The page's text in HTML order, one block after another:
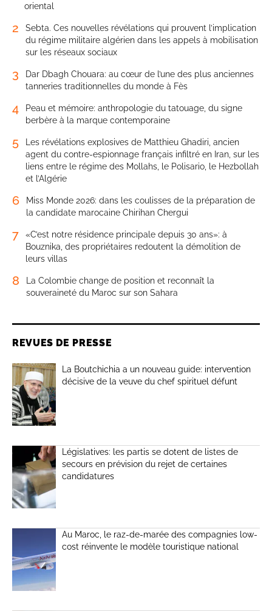
oriental
2
Sebta. Ces nouvelles révélations qui prouvent l’implication
du régime militaire algérien dans les appels à mobilisation
sur les réseaux sociaux
3
Dar Dbagh Chouara: au cœur de l’une des plus anciennes
tanneries traditionnelles du monde à Fès
4
Peau et mémoire: anthropologie du tatouage, du signe
berbère à la marque contemporaine
5
Les révélations explosives de Matthieu Ghadiri, ancien
agent du contre-espionnage français infiltré en Iran, sur les
liens entre le régime des Mollahs, le Polisario, le Hezbollah
et l’Algérie
6
Miss Monde 2026: dans les coulisses de la préparation de
la candidate marocaine Chirihan Chergui
7
«C’est notre résidence principale depuis 30 ans»: à
Bouznika, des propriétaires redoutent la démolition de
leurs villas
8
La Colombie change de position et reconnaît la
souveraineté du Maroc sur son Sahara
REVUES DE PRESSE
La Boutchichia a un nouveau guide: intervention
décisive de la veuve du chef spirituel défunt
Législatives: les partis se dotent de listes de
secours en prévision du rejet de certaines
candidatures
Au Maroc, le raz-de-marée des compagnies low-
cost réinvente le modèle touristique national